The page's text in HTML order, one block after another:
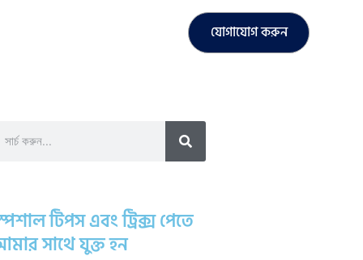
যোগাযোগ করুন
টিপস এবং ট্রিক্স পেতে
সাথে যুক্ত হন